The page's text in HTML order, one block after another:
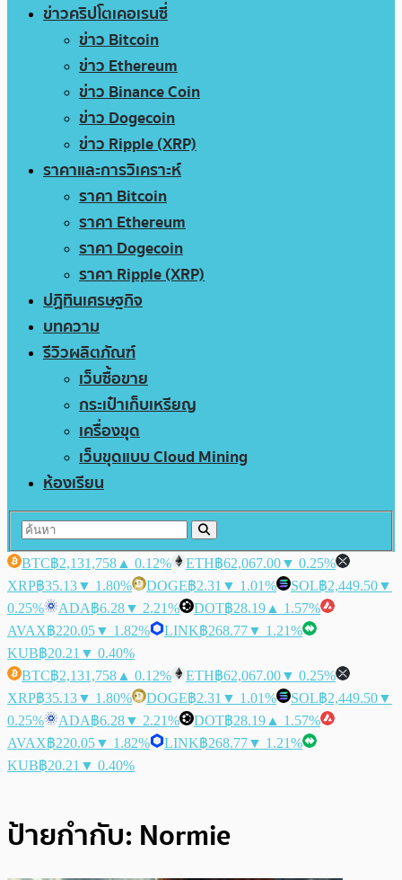
ข่าวคริปโตเคอเรนซี่
ข่าว Bitcoin
ข่าว Ethereum
ข่าว Binance Coin
ข่าว Dogecoin
ข่าว Ripple (XRP)
ราคาและการวิเคราะห์
ราคา Bitcoin
ราคา Ethereum
ราคา Dogecoin
ราคา Ripple (XRP)
ปฏิทินเศรษฐกิจ
บทความ
รีวิวผลิตภัณฑ์
เว็บซื้อขาย
กระเป๋าเก็บเหรียญ
เครื่องขุด
เว็บขุดแบบ Cloud Mining
ห้องเรียน
BTC฿2,131,758 ▲ 0.12% ETH฿62,067.00▼ 0.25%
XRP฿35.13▼ 1.80% DOGE฿2.31 ▼ 1.01% SOL฿2,449.50▼
0.25%
ADA฿6.28▼ 2.21% DOT฿28.19 ▲ 1.57%
AVAX฿220.05▼ 1.82% LINK฿268.77▼ 1.21%
KUB฿20.21 ▼ 0.40%
BTC฿2,131,758 ▲ 0.12% ETH฿62,067.00▼ 0.25%
XRP฿35.13▼ 1.80% DOGE฿2.31 ▼ 1.01% SOL฿2,449.50▼
0.25%
ADA฿6.28▼ 2.21% DOT฿28.19 ▲ 1.57%
AVAX฿220.05▼ 1.82% LINK฿268.77▼ 1.21%
KUB฿20.21 ▼ 0.40%
ป้ายกำกับ: Normie